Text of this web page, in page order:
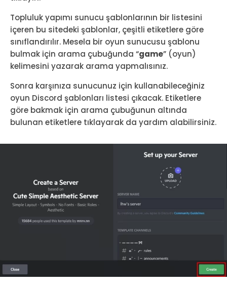
Topluluk yapımı sunucu şablonlarının bir listesini
içeren bu sitedeki şablonlar, çeşitli etiketlere göre
sınıflandırılır. Mesela bir oyun sunucusu şablonu
bulmak için arama çubuğunda “game” (oyun)
kelimesini yazarak arama yapmalısınız.
Sonra karşınıza sunucunuz için kullanabileceğiniz
oyun Discord şablonları listesi çıkacak. Etiketlere
göre bakmak için arama çubuğunun altında
bulunan etiketlere tıklayarak da yardım alabilirsiniz.